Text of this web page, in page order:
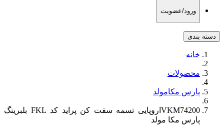
ورود/عضویت
دسته بندی
خانه
محصولات
پارس مکامولد
VKM74200اروپایی تسمه سفت کن پراید کد FKL بلبرینگ
پارس مکا مولد